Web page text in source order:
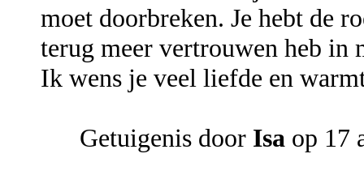
moet doorbreken. Je hebt de
terug meer vertrouwen heb in
Ik wens je veel liefde en
Getuigenis door Isa op 17